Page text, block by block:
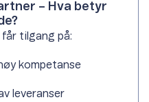
– Hva betyr
tilgang på:
kompetanse
leveranser